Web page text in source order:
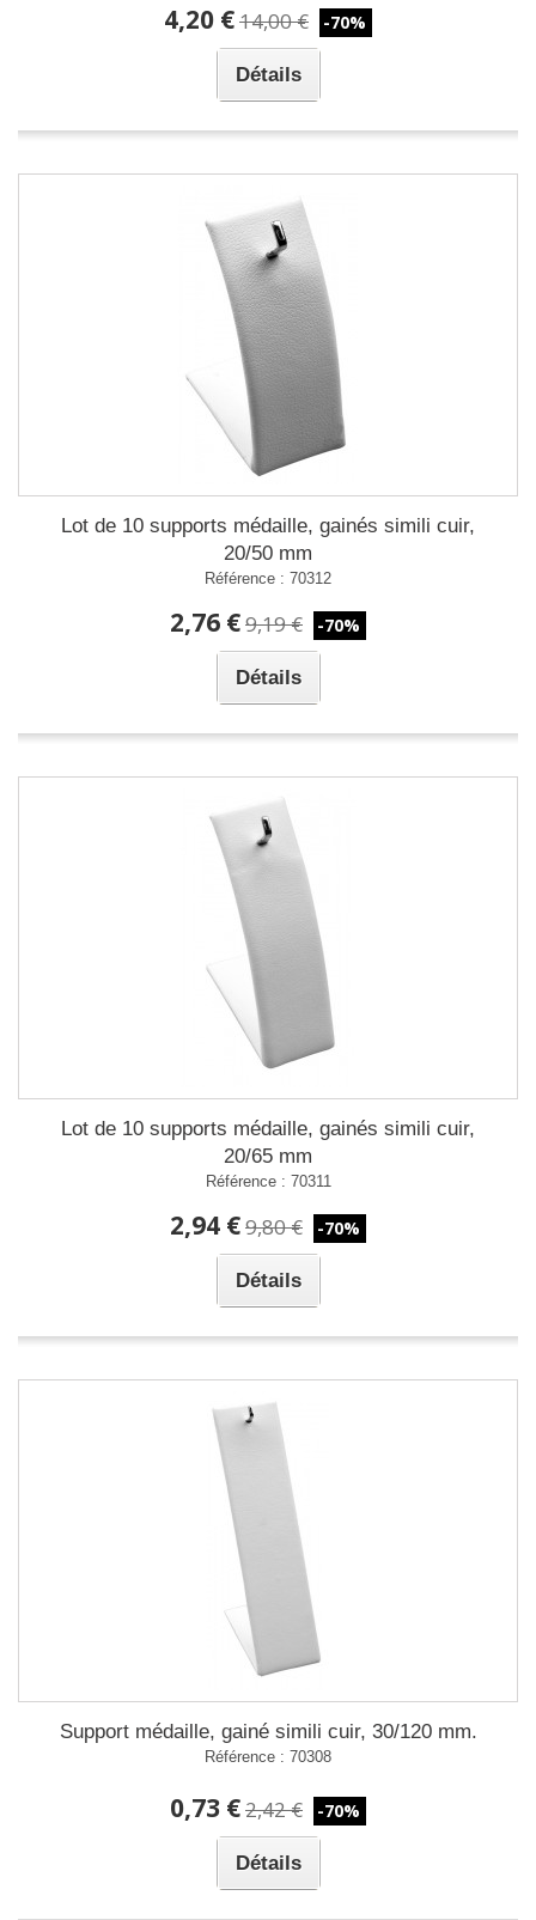
4,20 €14,00 € -70%
Détails
Lot de 10 supports médaille, gainés simili cuir,
20/50 mm
Référence : 70312
2,76 €9,19 € -70%
Détails
Lot de 10 supports médaille, gainés simili cuir,
20/65 mm
Référence : 70311
2,94 €9,80 € -70%
Détails
Support médaille, gainé simili cuir, 30/120 mm.
Référence : 70308
0,73 €2,42 € -70%
Détails